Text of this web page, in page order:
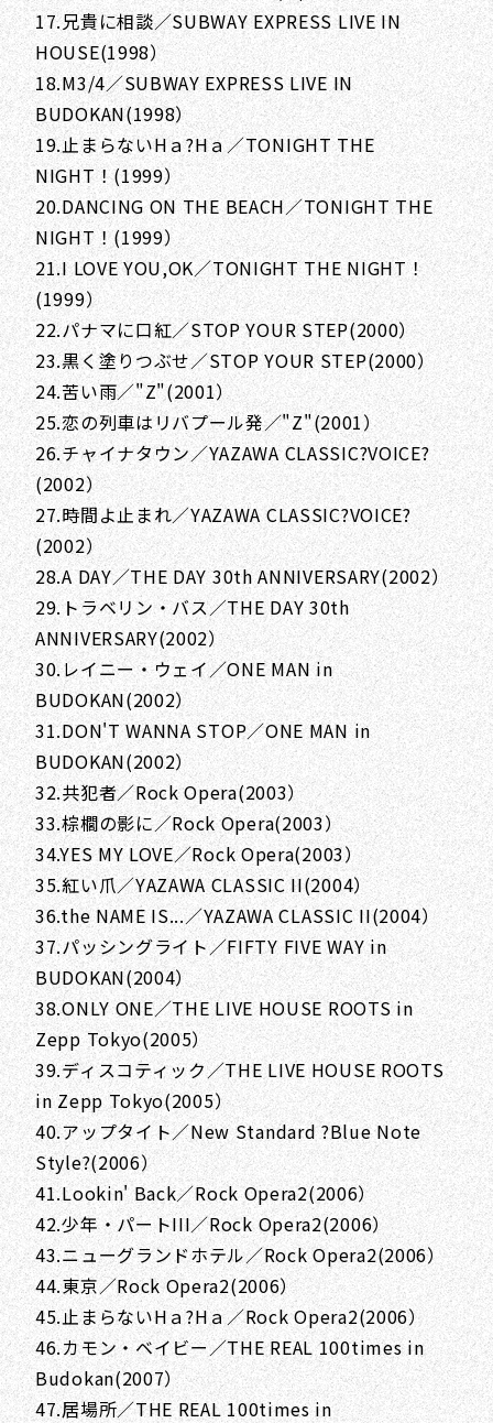
17.兄貴に相談／SUBWAY EXPRESS LIVE IN
HOUSE(1998）
18.M3/4／SUBWAY EXPRESS LIVE IN
BUDOKAN(1998）
19.止まらないHａ?Hａ／TONIGHT THE
NIGHT！(1999）
20.DANCING ON THE BEACH／TONIGHT THE
NIGHT！(1999）
21.I LOVE YOU,OK／TONIGHT THE NIGHT！
(1999）
22.パナマに口紅／STOP YOUR STEP(2000）
23.黒く塗りつぶせ／STOP YOUR STEP(2000）
24.苦い雨／"Z"(2001）
25.恋の列車はリバプール発／"Z"(2001）
26.チャイナタウン／YAZAWA CLASSIC?VOICE?
(2002）
27.時間よ止まれ／YAZAWA CLASSIC?VOICE?
(2002）
28.A DAY／THE DAY 30th ANNIVERSARY(2002）
29.トラベリン・バス／THE DAY 30th
ANNIVERSARY(2002）
30.レイニー・ウェイ／ONE MAN in
BUDOKAN(2002）
31.DON'T WANNA STOP／ONE MAN in
BUDOKAN(2002）
32.共犯者／Rock Opera(2003）
33.棕櫚の影に／Rock Opera(2003）
34.YES MY LOVE／Rock Opera(2003）
35.紅い爪／YAZAWA CLASSIC II(2004）
36.the NAME IS...／YAZAWA CLASSIC II(2004）
37.パッシングライト／FIFTY FIVE WAY in
BUDOKAN(2004）
38.ONLY ONE／THE LIVE HOUSE ROOTS in
Zepp Tokyo(2005）
39.ディスコティック／THE LIVE HOUSE ROOTS
in Zepp Tokyo(2005）
40.アップタイト／New Standard ?Blue Note
Style?(2006）
41.Lookin' Back／Rock Opera2(2006）
42.少年・パートIII／Rock Opera2(2006）
43.ニューグランドホテル／Rock Opera2(2006）
44.東京／Rock Opera2(2006）
45.止まらないHａ?Hａ／Rock Opera2(2006）
46.カモン・ベイビー／THE REAL 100times in
Budokan(2007）
47.居場所／THE REAL 100times in